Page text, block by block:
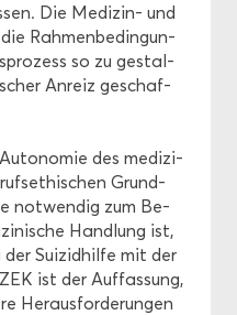
Die Medizin-​ und
Rah­men­be­din­gun­
so zu ge­stal­
An­reiz ge­schaf­
des me­di­zi­
Grund­
not­wen­dig zum Be­
Hand­lung ist,
Sui­zid­hil­fe mit der
ist der Auf­fas­sung,
Her­aus­for­de­run­gen